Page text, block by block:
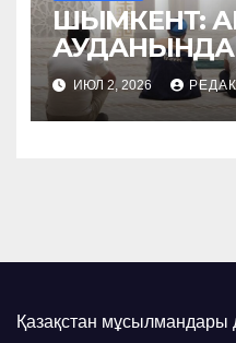
ШЫМКЕНТ:
ИЮЛ 2, 2026
Қазақстан мұсылмандары